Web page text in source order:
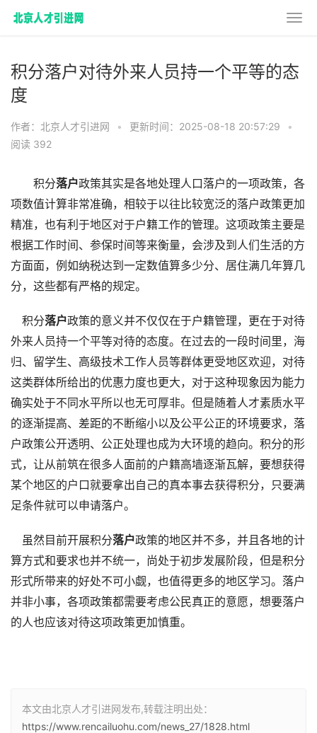
积分落户对待外来人员持一个平等的态
度
作者：北京人才引进网 • 更新时间：2025-08-18 20:57:29
•
阅读 392
积分落户政策其实是各地处理人口落户的一项政策，各
项数值计算非常准确，相较于以往比较宽泛的落户政策更加
精准，也有利于地区对于户籍工作的管理。这项政策主要是
根据工作时间、参保时间等来衡量，会涉及到人们生活的方
方面面，例如纳税达到一定数值算多少分、居住满几年算几
分，这些都有严格的规定。
积分落户政策的意义并不仅仅在于户籍管理，更在于对待
外来人员持一个平等对待的态度。在过去的一段时间里，海
归、留学生、高级技术工作人员等群体更受地区欢迎，对待
这类群体所给出的优惠力度也更大，对于这种现象因为能力
确实处于不同水平所以也无可厚非。但是随着人才素质水平
的逐渐提高、差距的不断缩小以及公平公正的环境要求，落
户政策公开透明、公正处理也成为大环境的趋向。积分的形
式，让从前筑在很多人面前的户籍高墙逐渐瓦解，要想获得
某个地区的户口就要拿出自己的真本事去获得积分，只要满
足条件就可以申请落户。
虽然目前开展积分落户政策的地区并不多，并且各地的计
算方式和要求也并不统一，尚处于初步发展阶段，但是积分
形式所带来的好处不可小觑，也值得更多的地区学习。落户
并非小事，各项政策都需要考虑公民真正的意愿，想要落户
的人也应该对待这项政策更加慎重。
本文由北京人才引进网发布,转载注明出处：
https://www.rencailuohu.com/news_27/1828.html